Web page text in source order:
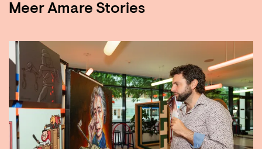
Meer Amare Stories